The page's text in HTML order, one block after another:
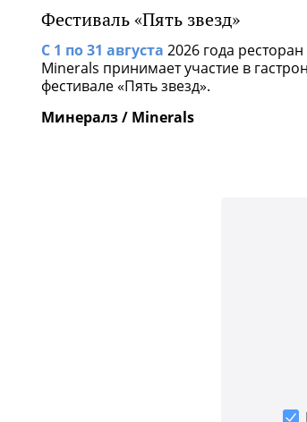
Фестиваль «Пять звезд»
С 1 по 31 августа 2026 года
Minerals принимает участие в
фестивале «Пять звезд».
Минералз / Minerals